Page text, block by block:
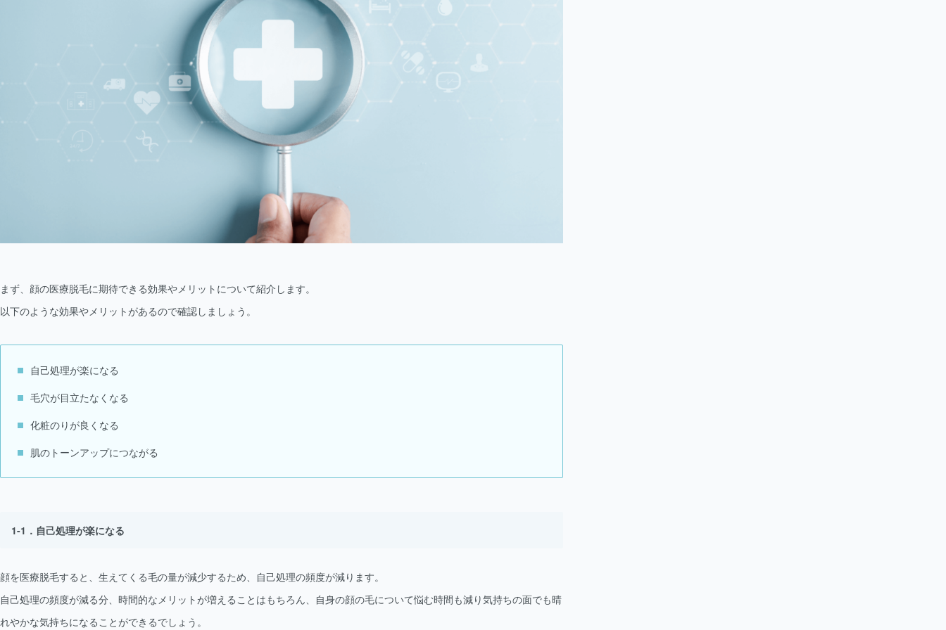
まず、顔の医療脱毛に期待できる効果やメリットについて紹介します。
以下のような効果やメリットがあるので確認しましょう。
自己処理が楽になる
毛穴が目立たなくなる
化粧のりが良くなる
肌のトーンアップにつながる
自己処理が楽になる
顔を医療脱毛すると、生えてくる毛の量が減少するため、自己処理の頻度が減ります。
自己処理の頻度が減る分、時間的なメリットが増えることはもちろん、自身の顔の毛について悩む時間も減り気持ちの面でも晴
れやかな気持ちになることができるでしょう。